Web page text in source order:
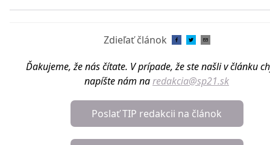
Zdieľať článok
Ďakujeme, že nás čítate. V prípade, že ste našli v článku
napíšte nám naredakcia@sp21.sk
Poslať TIP redakcii na článok